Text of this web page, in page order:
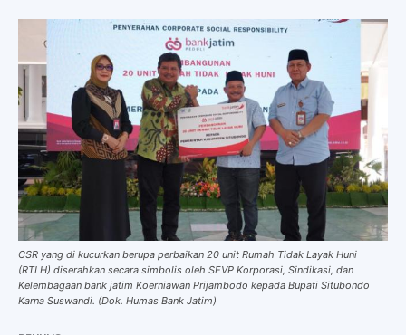
CSR yang di kucurkan berupa perbaikan 20 unit Rumah Tidak Layak Huni
(RTLH) diserahkan secara simbolis oleh SEVP Korporasi, Sindikasi, dan
Kelembagaan bank jatim Koerniawan Prijambodo kepada Bupati Situbondo
Karna Suswandi. (Dok. Humas Bank Jatim)